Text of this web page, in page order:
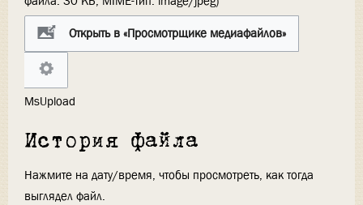
Открыть в «Просмотрщике медиафайлов»
MsUpload
История файла
Нажмите на дату/время, чтобы просмотреть, как тогда
выглядел файл.